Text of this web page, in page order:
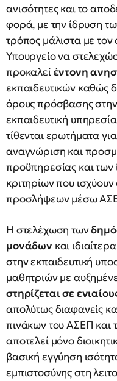
ανισότητες και το
φορά, με την ίδρυση
τρόπος μάλιστα με τον
Υπουργείο να
προκαλείέντονη
εκπαιδευτικών καθώς
όρους πρόσβασης στην
εκπαιδευτική
τίθενται ερωτήματα
αναγνώριση και
προϋπηρεσίας και των
κριτηρίων που ισχύουν
προσλήψεων μέσω
Η στελέχωση των
μονάδων και
στην εκπαιδευτική
μαθητριών με
στηρίζεται σε
απολύτως διαφανείς
πινάκων του ΑΣΕΠ και
αποτελεί μόνο
βασική εγγύηση
εμπιστοσύνης στη